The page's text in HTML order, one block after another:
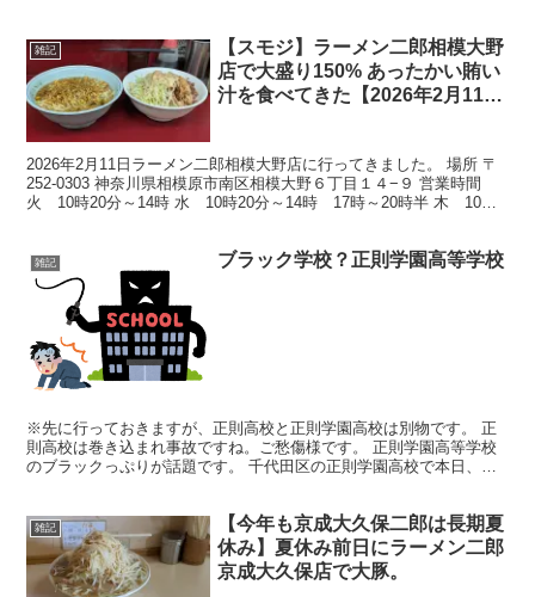
雑記
【スモジ】ラーメン二郎相模大野
店で大盛り150% あったかい賄い
汁を食べてきた【2026年2月11
2026年2月11日ラーメン二郎相模大野店に行ってきました。 場所 〒
252-0303 神奈川県相模原市南区相模大野６丁目１４−９ 営業時間
火 10時20分～14時 水 10時20分～14時 17時～20時半 木 10時
雑記 ブラック学校？正則学園高等学校
※先に行っておきますが、正則高校と正則学園高校は別物です。 正
則高校は巻き込まれ事故ですね。ご愁傷様です。 正則学園高等学校
のブラックっぷりが話題です。 千代田区の正則学園高校で本日、私
雑記
【今年も京成大久保二郎は長期夏
休み】夏休み前日にラーメン二郎
京成大久保店で大豚。